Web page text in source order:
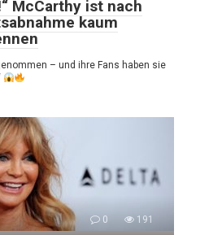
McCarthy ist nach
kaum
– und ihre Fans haben sie
0 191